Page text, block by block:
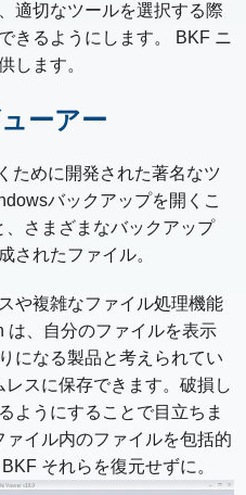
適切なツールを選択する際
き​​るようにします。 BKF ニ
します。
ーアー
ために開発された著名なツ
バックアップを開くこ
さまざまなバックアップ
されたファイル。
や複雑なファイル処理機能
は、自分のファイルを表示
になる製品と考えられてい
スに保存できます。破損し
ようにすることで目立ちま
イル内のファイルを包括的
それらを復元せずに。